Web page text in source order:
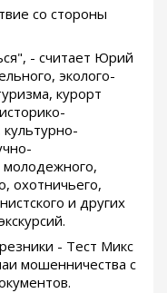
со стороны
- считает Юрий
эколого-
курорт
культурно-
молодежного,
охотничьего,
и других
- Тест Микс
мошенничества с